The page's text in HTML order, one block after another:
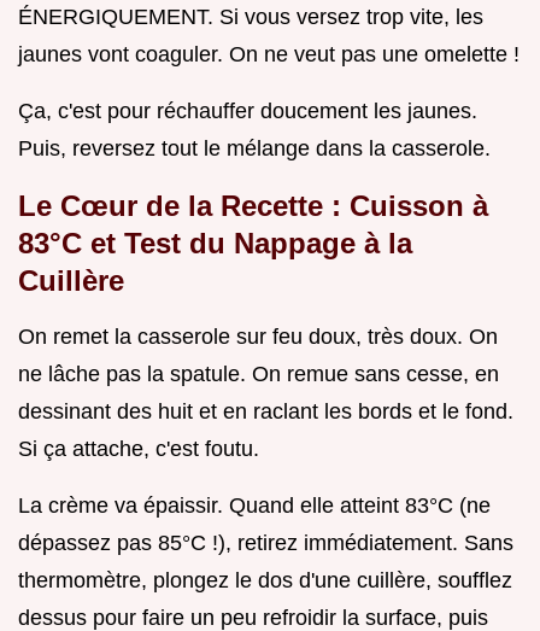
ÉNERGIQUEMENT. Si vous versez trop vite, les
jaunes vont coaguler. On ne veut pas une omelette !
Ça, c'est pour réchauffer doucement les jaunes.
Puis, reversez tout le mélange dans la casserole.
Le Cœur de la Recette : Cuisson à
83°C et Test du Nappage à la
Cuillère
On remet la casserole sur feu doux, très doux. On
ne lâche pas la spatule. On remue sans cesse, en
dessinant des huit et en raclant les bords et le fond.
Si ça attache, c'est foutu.
La crème va épaissir. Quand elle atteint 83°C (ne
dépassez pas 85°C !), retirez immédiatement. Sans
thermomètre, plongez le dos d'une cuillère, soufflez
dessus pour faire un peu refroidir la surface, puis